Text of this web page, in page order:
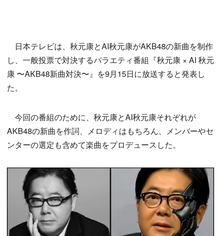
日本テレビは、秋元康とAI秋元康がAKB48の新曲を制作
し、一般投票で対決するバラエティ番組『秋元康 × AI 秋元
康 〜AKB48新曲対決〜』を9月15日に放送すると発表し
た。
今回の番組のために、秋元康とAI秋元康それぞれが
AKB48の新曲を作詞、メロディはもちろん、メンバーやセ
ンターの選定も含めて楽曲をプロデュースした。